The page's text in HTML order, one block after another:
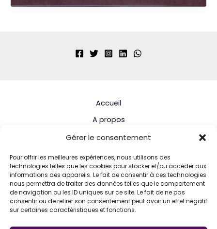
Gérer le consentement
Pour offrir les meilleures expériences, nous utilisons des
technologies telles que les cookies pour stocker et/ou accéder aux
informations des appareils. Le fait de consentir à ces technologies
nous permettra de traiter des données telles que le comportement
de navigation ou les ID uniques sur ce site. Le fait de ne pas
consentir ou de retirer son consentement peut avoir un effet négatif
sur certaines caractéristiques et fonctions.
juntos
Accueil
A propos
Services
Actualités
Contact